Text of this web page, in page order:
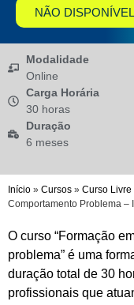
NÃO
Modalidade
Online
Carga Horária
30 horas
Duração
6 meses
Início » Cursos » Curso Livre
Comportamento Problema –
O curso “Formação
problema” é uma
duração total de 30
profissionais que